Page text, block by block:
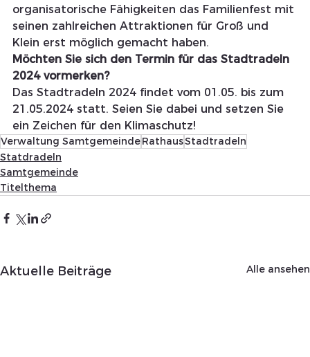
organisatorische Fähigkeiten das Familienfest mit
seinen zahlreichen Attraktionen für Groß und
Klein erst möglich gemacht haben.
Möchten Sie sich den Termin für das Stadtradeln
2024 vormerken?
Das Stadtradeln 2024 findet vom 01.05. bis zum
21.05.2024 statt. Seien Sie dabei und setzen Sie
ein Zeichen für den Klimaschutz!
Verwaltung SamtgemeindeRathausStadtradeln
Statdradeln
Samtgemeinde
Titelthema
Aktuelle Beiträge Alle ansehen